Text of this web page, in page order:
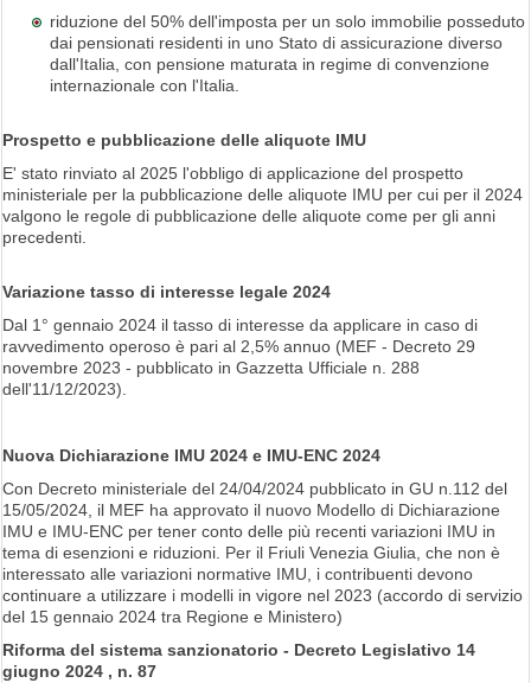
riduzione del 50% dell'imposta per un solo immobilie posseduto
dai pensionati residenti in uno Stato di assicurazione diverso
dall'Italia, con pensione maturata in regime di convenzione
internazionale con l'Italia.
Prospetto e pubblicazione delle aliquote IMU
E' stato rinviato al 2025 l'obbligo di applicazione del prospetto
ministeriale per la pubblicazione delle aliquote IMU per cui per il 2024
valgono le regole di pubblicazione delle aliquote come per gli anni
precedenti.
Variazione tasso di interesse legale 2024
Dal 1° gennaio 2024 il tasso di interesse da applicare in caso di
ravvedimento operoso è pari al 2,5% annuo (MEF - Decreto 29
novembre 2023 - pubblicato in Gazzetta Ufficiale n. 288
dell'11/12/2023).
Nuova Dichiarazione IMU 2024 e IMU-ENC 2024
Con Decreto ministeriale del 24/04/2024 pubblicato in GU n.112 del
15/05/2024, il MEF ha approvato il nuovo Modello di Dichiarazione
IMU e IMU-ENC per tener conto delle più recenti variazioni IMU in
tema di esenzioni e riduzioni. Per il Friuli Venezia Giulia, che non è
interessato alle variazioni normative IMU, i contribuenti devono
continuare a utilizzare i modelli in vigore nel 2023 (accordo di servizio
del 15 gennaio 2024 tra Regione e Ministero)
Riforma del sistema sanzionatorio - Decreto Legislativo 14
giugno 2024 , n. 87